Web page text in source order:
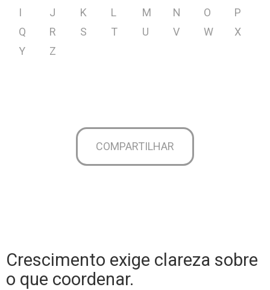
I
J K L M N O
P
Q
R S T U V W
X
Y
Z
COMPARTILHAR
Crescimento exige clareza sobre
o que coordenar.